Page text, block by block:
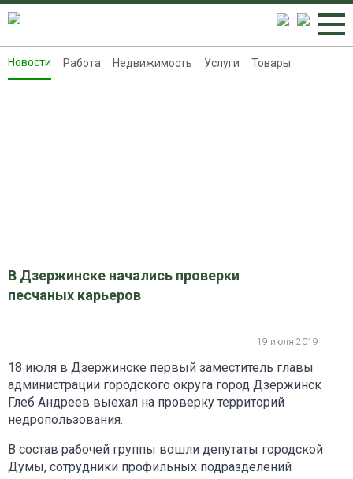
Новости
Новости Работа Недвижимость Услуги Товары
В Дзержинске начались проверки
песчаных карьеров
19 июля 2019
18 июля в Дзержинске первый заместитель главы
администрации городского округа город Дзержинск
Глеб Андреев выехал на проверку территорий
недропользования.
В состав рабочей группы вошли депутаты городской
Думы, сотрудники профильных подразделений